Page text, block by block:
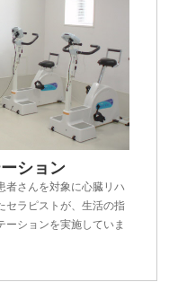
ション
者さんを対象に心臓リハ
セラピストが、生活の指
ーションを実施していま